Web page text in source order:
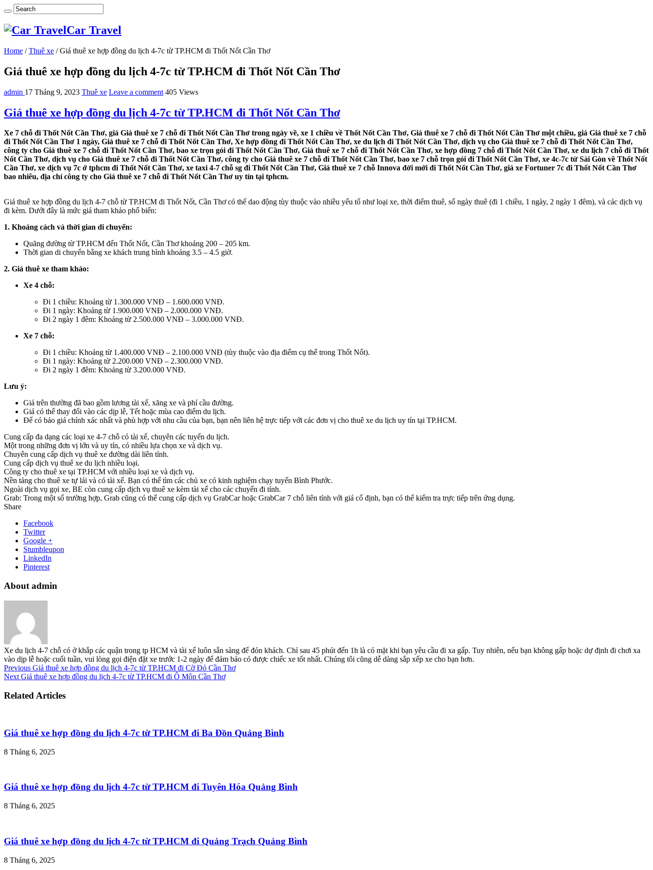
Car Travel
Home / Thuê xe / Giá thuê xe hợp đồng du lịch 4-7c từ TP.HCM đi Thốt Nốt Cần Thơ
Giá thuê xe hợp đồng du lịch 4-7c từ TP.HCM đi Thốt Nốt Cần Thơ
admin 17 Tháng 9, 2023 Thuê xe Leave a comment 405 Views
Giá thuê xe hợp đồng du lịch 4-7c từ TP.HCM đi Thốt Nốt Cần Thơ
Xe 7 chỗ đi Thốt Nốt Cần Thơ, giá Giá thuê xe 7 chỗ đi Thốt Nốt Cần Thơ trong ngày về, xe 1 chiều về Thốt Nốt Cần Thơ, Giá thuê xe 7 chỗ đi Thốt Nốt Cần Thơ một chiều, giá Giá thuê xe 7 chỗ
đi Thốt Nốt Cần Thơ 1 ngày, Giá thuê xe 7 chỗ đi Thốt Nốt Cần Thơ, Xe hợp đồng đi Thốt Nốt Cần Thơ, xe du lịch đi Thốt Nốt Cần Thơ, dịch vụ cho Giá thuê xe 7 chỗ đi Thốt Nốt Cần Thơ,
công ty cho Giá thuê xe 7 chỗ đi Thốt Nốt Cần Thơ, bao xe trọn gói đi Thốt Nốt Cần Thơ, Giá thuê xe 7 chỗ đi Thốt Nốt Cần Thơ, xe hợp đồng 7 chỗ đi Thốt Nốt Cần Thơ, xe du lịch 7 chỗ đi Thốt
Nốt Cần Thơ, dịch vụ cho Giá thuê xe 7 chỗ đi Thốt Nốt Cần Thơ, công ty cho Giá thuê xe 7 chỗ đi Thốt Nốt Cần Thơ, bao xe 7 chỗ trọn gói đi Thốt Nốt Cần Thơ, xe 4c-7c từ Sài Gòn về Thốt Nốt
Cần Thơ, xe dịch vụ 7c ở tphcm đi Thốt Nốt Cần Thơ, xe taxi 4-7 chỗ sg đi Thốt Nốt Cần Thơ, Giá thuê xe 7 chỗ Innova đời mới đi Thốt Nốt Cần Thơ, giá xe Fortuner 7c đi Thốt Nốt Cần Thơ
bao nhiêu, địa chỉ công ty cho Giá thuê xe 7 chỗ đi Thốt Nốt Cần Thơ uy tín tại tphcm.
Giá thuê xe hợp đồng du lịch 4-7 chỗ từ TP.HCM đi Thốt Nốt, Cần Thơ có thể dao động tùy thuộc vào nhiều yếu tố như loại xe, thời điểm thuê, số ngày thuê (đi 1 chiều, 1 ngày, 2 ngày 1 đêm), và các dịch vụ
đi kèm. Dưới đây là mức giá tham khảo phổ biến:
1. Khoảng cách và thời gian di chuyển:
Quãng đường từ TP.HCM đến Thốt Nốt, Cần Thơ khoảng 200 – 205 km.
Thời gian di chuyển bằng xe khách trung bình khoảng 3.5 – 4.5 giờ.
2. Giá thuê xe tham khảo:
Xe 4 chỗ:
Đi 1 chiều: Khoảng từ 1.300.000 VNĐ – 1.600.000 VNĐ.
Đi 1 ngày: Khoảng từ 1.900.000 VNĐ – 2.000.000 VNĐ.
Đi 2 ngày 1 đêm: Khoảng từ 2.500.000 VNĐ – 3.000.000 VNĐ.
Xe 7 chỗ:
Đi 1 chiều: Khoảng từ 1.400.000 VNĐ – 2.100.000 VNĐ (tùy thuộc vào địa điểm cụ thể trong Thốt Nốt).
Đi 1 ngày: Khoảng từ 2.200.000 VNĐ – 2.300.000 VNĐ.
Đi 2 ngày 1 đêm: Khoảng từ 3.200.000 VNĐ.
Lưu ý:
Giá trên thường đã bao gồm lương tài xế, xăng xe và phí cầu đường.
Giá có thể thay đổi vào các dịp lễ, Tết hoặc mùa cao điểm du lịch.
Để có báo giá chính xác nhất và phù hợp với nhu cầu của bạn, bạn nên liên hệ trực tiếp với các đơn vị cho thuê xe du lịch uy tín tại TP.HCM.
Cung cấp đa dạng các loại xe 4-7 chỗ có tài xế, chuyên các tuyến du lịch.
Một trong những đơn vị lớn và uy tín, có nhiều lựa chọn xe và dịch vụ.
Chuyên cung cấp dịch vụ thuê xe đường dài liên tỉnh.
Cung cấp dịch vụ thuê xe du lịch nhiều loại.
Công ty cho thuê xe tại TP.HCM với nhiều loại xe và dịch vụ.
Nền tảng cho thuê xe tự lái và có tài xế. Bạn có thể tìm các chủ xe có kinh nghiệm chạy tuyến Bình Phước.
Ngoài dịch vụ gọi xe, BE còn cung cấp dịch vụ thuê xe kèm tài xế cho các chuyến đi tỉnh.
Grab: Trong một số trường hợp, Grab cũng có thể cung cấp dịch vụ GrabCar hoặc GrabCar 7 chỗ liên tỉnh với giá cố định, bạn có thể kiểm tra trực tiếp trên ứng dụng.
Share
Facebook
Twitter
Google +
Stumbleupon
LinkedIn
Pinterest
About admin
Xe du lịch 4-7 chỗ có ở khắp các quận trong tp HCM và tài xế luôn sẵn sàng để đón khách. Chỉ sau 45 phút đến 1h là có mặt khi bạn yêu cầu đi xa gấp. Tuy nhiên, nếu bạn không gấp hoặc dự định đi chơi xa
vào dịp lễ hoặc cuối tuần, vui lòng gọi điện đặt xe trước 1-2 ngày để đảm bảo có được chiếc xe tốt nhất. Chúng tôi cũng dễ dàng sắp xếp xe cho bạn hơn.
Previous Giá thuê xe hợp đồng du lịch 4-7c từ TP.HCM đi Cờ Đỏ Cần Thơ
Next Giá thuê xe hợp đồng du lịch 4-7c từ TP.HCM đi Ô Môn Cần Thơ
Related Articles
Giá thuê xe hợp đồng du lịch 4-7c từ TP.HCM đi Ba Đồn Quảng Bình
8 Tháng 6, 2025
Giá thuê xe hợp đồng du lịch 4-7c từ TP.HCM đi Tuyên Hóa Quảng Bình
8 Tháng 6, 2025
Giá thuê xe hợp đồng du lịch 4-7c từ TP.HCM đi Quảng Trạch Quảng Bình
8 Tháng 6, 2025